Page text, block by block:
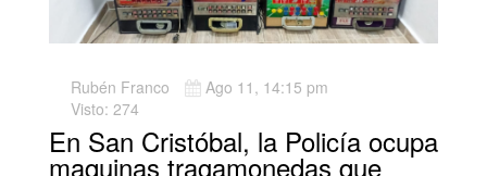
Rubén Franco
Ago 11, 14:15 pm
Visto: 274
En San Cristóbal, la Policía ocupa
maquinas tragamonedas que